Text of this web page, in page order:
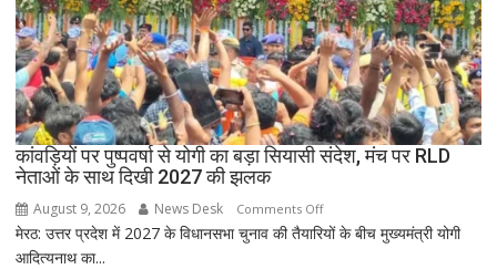
हजार
लोग
बेघर;
‘जैसे
बम
फटा
हो’
कांवड़ियों पर पुष्पवर्षा से योगी का बड़ा सियासी संदेश, मंच पर RLD
नेताओं के साथ दिखी 2027 की झलक
August 9, 2026 News Desk Comments Offon
कांवड़ियों
मेरठ: उत्तर प्रदेश में 2027 के विधानसभा चुनाव की तैयारियों के बीच मुख्यमंत्री योगी
आदित्यनाथ का...